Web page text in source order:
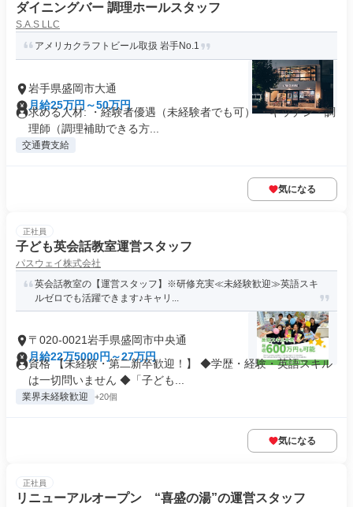
ダイニングバー 調理ホールスタッフ
S.A.S LLC
アメリカクラフトビール取扱 岩手No.1
岩手県盛岡市大通
月給25万円～50万円
求める人材: ・経験者優遇（未経験者でも可） ・キッチン・調
理師（調理補助できる方...
交通費支給
気になる
正社員
子ども英会話教室運営スタッフ
パスウェイ株式会社
英会話教室の【運営スタッフ】※研修充実≪未経験歓迎≫英語スキ
ルゼロでも活躍できます♪キャリ...
〒020-0021岩手県盛岡市中央通
月給22万5000円～27万円
資格 【未経験・第二新卒歓迎！】 ◆学歴・経験・英語スキル
は一切問いません ◆「子ども...
業界未経験歓迎 +20個
気になる
正社員
リニューアルオープン “喜盛の湯”の運営スタッフ